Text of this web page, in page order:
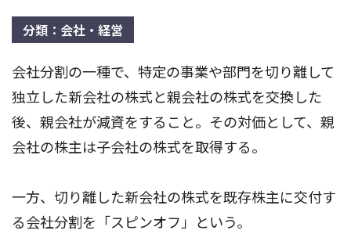
分類：会社・経営
会社分割の一種で、特定の事業や部門を切り離して
独立した新会社の株式と親会社の株式を交換した
後、親会社が減資をすること。その対価として、親
会社の株主は子会社の株式を取得する。
一方、切り離した新会社の株式を既存株主に交付す
る会社分割を「スピンオフ」という。